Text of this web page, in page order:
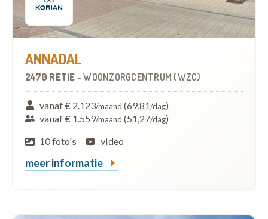
ANNADAL
2470 RETIE -WOONZORGCENTRUM (WZC)
vanaf € 2.123/maand (69,81/dag)
vanaf € 1.559/maand (51,27/dag)
10 foto's
video
meer informatie